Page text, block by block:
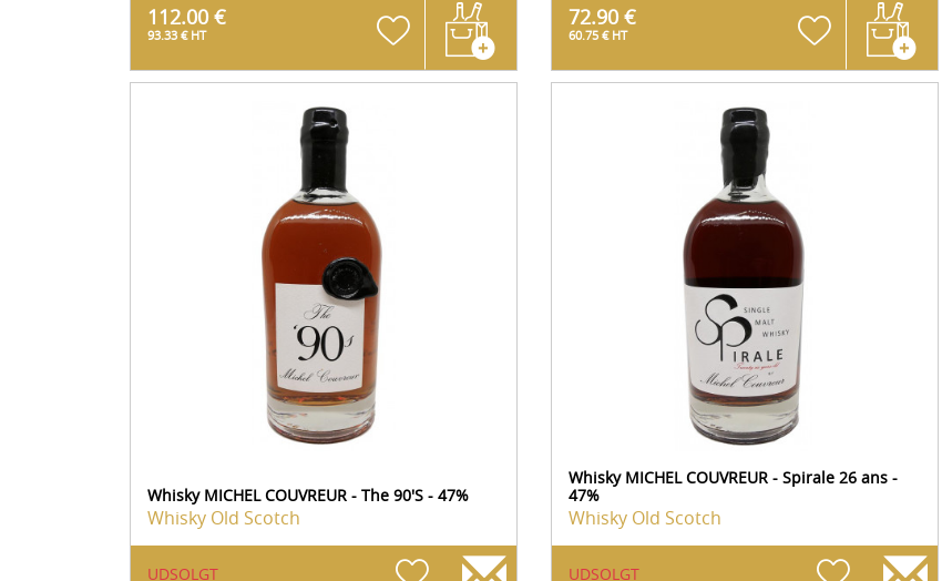
112.00 €
93.33 € HT
72.90 €
60.75 € HT
Whisky MICHEL COUVREUR - The 90'S - 47%
Whisky Old Scotch
UDSOLGT
Whisky MICHEL COUVREUR - Spirale 26 ans -
47%
Whisky Old Scotch
UDSOLGT